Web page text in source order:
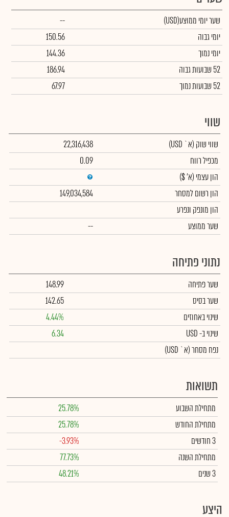
שער יומי ממוצע(USD)
--
יומי גבוה
150.56
יומי נמוך
144.36
52 שבועות גבוה
186.94
52 שבועות נמוך
67.97
שווי
שווי שוק (א` USD)
22,316,438
מכפיל רווח
0.09
הון עצמי (א' $)
הון רשום למסחר
149,034,584
הון מונפק ונפרע
שער ממוצע
--
נתוני פתיחה
שער פתיחה
148.99
שער בסיס
142.65
שינוי באחוזים
4.44%
שינויב- USD
6.34
נפח מסחר(א` USD)
תשואות
מתחילת השבוע
25.78%
מתחילת החודש
25.78%
3 חודשים
-3.93%
מתחילת השנה
77.73%
3 שנים
48.21%
היצע